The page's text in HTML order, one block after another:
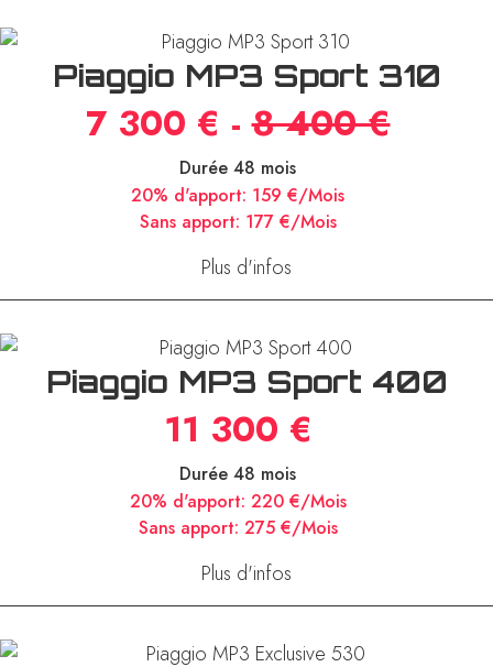
Piaggio MP3 Sport 310
7 300 € -8 400 €
Durée 48 mois
20% d'apport: 159 €/Mois
Sans apport: 177 €/Mois
Plus d'infos
Piaggio MP3 Sport 400
11 300 €
Durée 48 mois
20% d'apport: 220 €/Mois
Sans apport: 275 €/Mois
Plus d'infos